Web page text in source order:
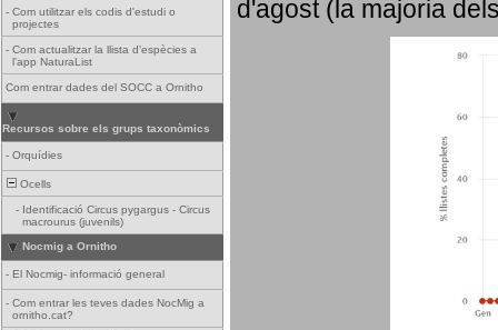
- Com utilitzar els codis d'estudi o
projectes
- Com actualitzar la llista d'espècies a
l'app NaturaList
Com entrar dades del SOCC a Ornitho
Recursos sobre els grups taxonòmics
- Orquídies
Ocells
- Identificació Circus pygargus - Circus
macrourus (juvenils)
Nocmig a Ornitho
- El Nocmig- informació general
- Com entrar les teves dades NocMig a
ornitho.cat?
d'agost (la majoria